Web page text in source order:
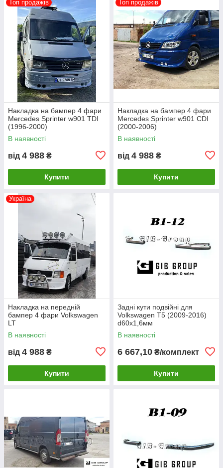
Топ продажів
Накладка на бампер 4 фари
Mercedes Sprinter w901 TDI
(1996-2000)
В наявності
від 4 988 ₴
Купити
Топ продажів
Накладка на бампер 4 фари
Mercedes Sprinter w901 CDI
(2000-2006)
В наявності
від 4 988 ₴
Купити
Україна
Накладка на передній
бампер 4 фари Volkswagen
LT
В наявності
від 4 988 ₴
Купити
Задні кути подвійні для
Volkswagen T5 (2009-2016)
d60х1,6мм
В наявності
6 667,10 ₴/комплект
Купити